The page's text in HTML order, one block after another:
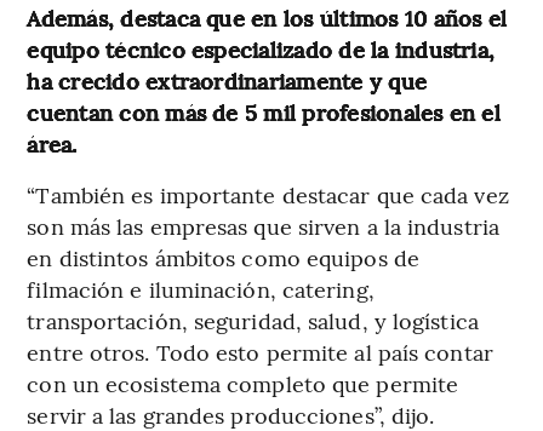
Además, destaca que en los últimos 10 años el
equipo técnico especializado de la industria,
ha crecido extraordinariamente y que
cuentan con más de 5 mil profesionales en el
área.
“También es importante destacar que cada vez
son más las empresas que sirven a la industria
en distintos ámbitos como equipos de
filmación e iluminación, catering,
transportación, seguridad, salud, y logística
entre otros. Todo esto permite al país contar
con un ecosistema completo que permite
servir a las grandes producciones”, dijo.